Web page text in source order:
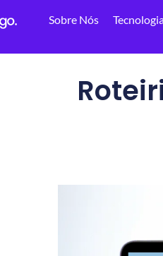
Sobre Nós